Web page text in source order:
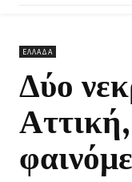
ΕΛΛΑΔΑ
Δύο